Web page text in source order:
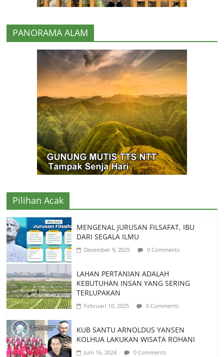
PANORAMA ALAM
Pilihan Acak
MENGENAL JURUSAN FILSAFAT, IBU
DARI SEGALA ILMU
Desember 9, 2025 0 Comments
LAHAN PERTANIAN ADALAH
KEBUTUHAN INSAN YANG SERING
TERLUPAKAN
Februari 10, 2025 0 Comments
KUB SANTU ARNOLDUS YANSEN
KOLHUA LAKUKAN WISATA ROHANI
Juni 16, 2024 0 Comments